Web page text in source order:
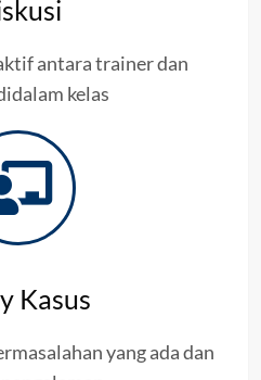
antara trainer dan
kelas
Kasus
yang ada dan